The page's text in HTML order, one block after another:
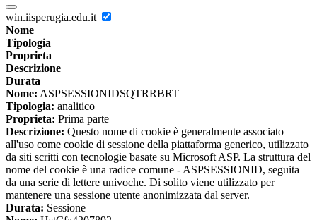
win.iisperugia.edu.it
Nome
Tipologia
Proprieta
Descrizione
Durata
Nome: ASPSESSIONIDSQTRRBRT
Tipologia: analitico
Proprieta: Prima parte
Descrizione: Questo nome di cookie è generalmente associato
all'uso come cookie di sessione della piattaforma generico, utilizzato
da siti scritti con tecnologie basate su Microsoft ASP. La struttura del
nome del cookie è una radice comune - ASPSESSIONID, seguita
da una serie di lettere univoche. Di solito viene utilizzato per
mantenere una sessione utente anonimizzata dal server.
Durata: Sessione